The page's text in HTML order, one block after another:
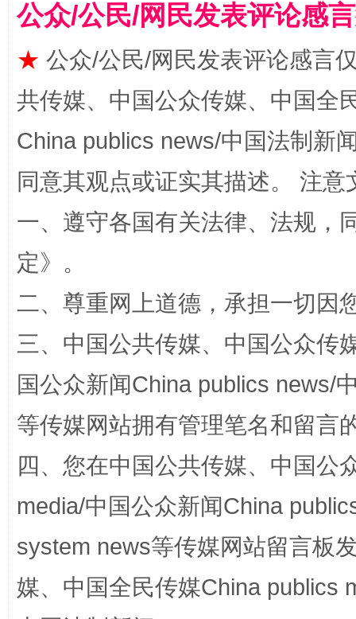
阿坝州三大球赛在茂县开幕 规模
国家大学科技园优化重塑工作
扯下公款旅游的“隐身衣” 如何以
公众/公民/网民发表评论感
★ 公众/公民/网民发表评论感言
共传媒、中国公众传媒、中国全
China publics news/中国法制新
同意其观点或证实其描述。 注
一、遵守各国有关法律、法规，
定》。
二、尊重网上道德，承担一切因
三、中国公共传媒、中国公众传
国公众新闻China publics news/
等传媒网站拥有管理笔名和留言
四、您在中国公共传媒、中国公
media/中国公众新闻China
system news等传媒网站留言板
媒、中国全民传媒China publics